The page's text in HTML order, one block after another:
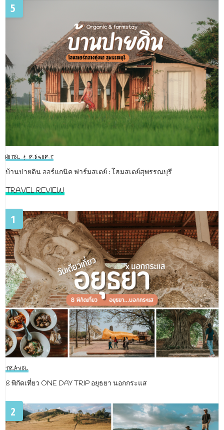
5
HOTEL & RESORT
บ้านปายดิน ออร์แกนิค ฟาร์มสเตย์ : โฮมสเตย์สุพรรณบุรี
TRAVEL REVIEW
1
TRAVEL
8 พิกัดเที่ยว ONE DAY TRIP อยุธยา นอกกระแส
2